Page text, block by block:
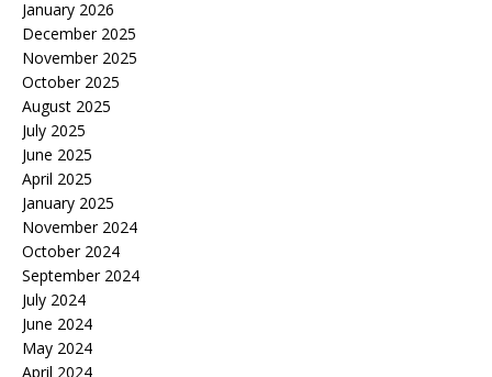
January 2026
December 2025
November 2025
October 2025
August 2025
July 2025
June 2025
April 2025
January 2025
November 2024
October 2024
September 2024
July 2024
June 2024
May 2024
April 2024